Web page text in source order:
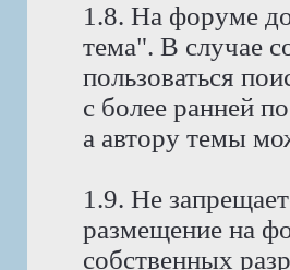
1.8. На форуме
тема". В случае
пользоваться
с более ранней
а автору темы
1.9. Не
размещение на
собственных